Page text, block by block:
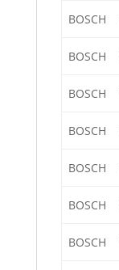
BOSCH
BOSCH
BOSCH
BOSCH
BOSCH
BOSCH
BOSCH